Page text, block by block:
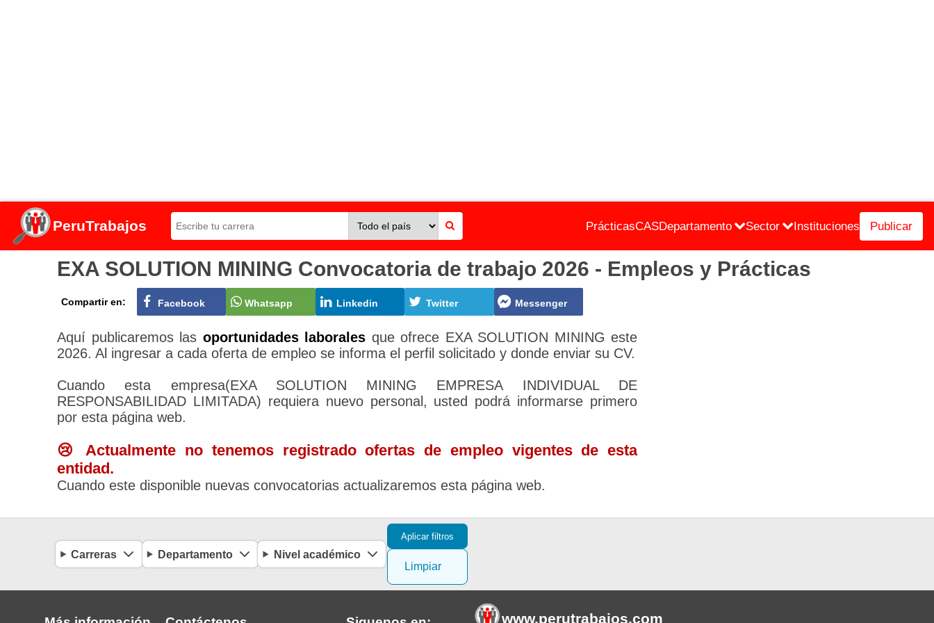
PeruTrabajos PrácticasCASDepartamento Sector Instituciones Publicar
EXA SOLUTION MINING Convocatoria de trabajo 2026 - Empleos y Prácticas
Compartir en: Facebook Whatsapp Linkedin Twitter Messenger
Aquí publicaremos las oportunidades laborales que ofrece EXA SOLUTION MINING este
2026. Al ingresar a cada oferta de empleo se informa el perfil solicitado y donde enviar su CV.
Cuando esta empresa(EXA SOLUTION MINING EMPRESA INDIVIDUAL DE
RESPONSABILIDAD LIMITADA) requiera nuevo personal, usted podrá informarse primero
por esta página web.
😢 Actualmente no tenemos registrado ofertas de empleo vigentes de esta
entidad.
Cuando este disponible nuevas convocatorias actualizaremos esta página web.
Carreras Departamento Nivel académico
Aplicar filtros
Limpiar
www.perutrabajos.com